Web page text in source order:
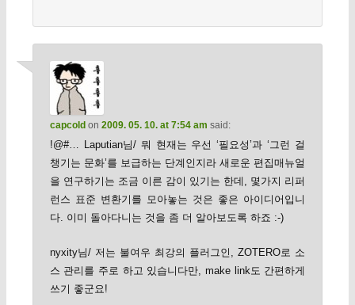
capcoldon 2009. 05. 10. at 7:54 am said:
!@#… Laputian님/ 뭐 현재는 우선 ‘필요성’과 ‘그런 걸
챙기는 문화’를 보급하는 단계인지라 새로운 편집매뉴얼
을 연구하기는 조금 이른 감이 있기는 한데, 몇가지 리퍼
런스 표준 변환기를 모아놓는 것은 좋은 아이디어입니
다. 이미 돌아다니는 것을 좀 더 알아보도록 하죠 :-)
nyxity님/ 저는 불여우 최강의 플러그인, ZOTERO로 소
스 관리를 주로 하고 있습니다만, make link도 간편하게
쓰기 좋군요!